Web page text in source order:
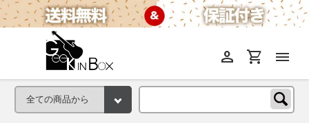
menu
shopping_cart
person